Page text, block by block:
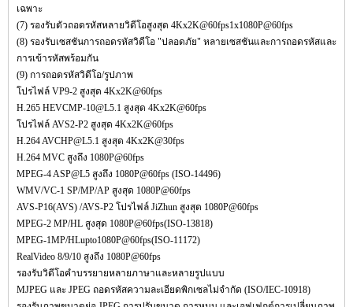
เฉพาะ
(7) รองรับตัวถอดรหัสหลายวิดีโอสูงสุด 4Kx2K@60fps1x1080P@60fps
(8) รองรับเซสชันการถอดรหัสวิดีโอ "ปลอดภัย" หลายเซสชันและการถอดรหัสและ
การเข้ารหัสพร้อมกัน
(9) การถอดรหัสวิดีโอ/รูปภาพ
โปรไฟล์ VP9-2 สูงสุด 4Kx2K@60fps
H.265 HEVCMP-10@L5.1 สูงสุด 4Kx2K@60fps
โปรไฟล์ AVS2-P2 สูงสุด 4Kx2K@60fps
H.264 AVCHP@L5.1 สูงสุด 4Kx2K@30fps
H.264 MVC สูงถึง 1080P@60fps
MPEG-4 ASP@L5 สูงถึง 1080P@60fps (ISO-14496)
WMV/VC-1 SP/MP/AP สูงสุด 1080P@60fps
AVS-P16(AVS) /AVS-P2 โปรไฟล์ JiZhun สูงสุด 1080P@60fps
MPEG-2 MP/HL สูงสุด 1080P@60fps(ISO-13818)
MPEG-1MP/HLupto1080P@60fps(ISO-11172)
RealVideo 8/9/10 สูงถึง 1080P@60fps
รองรับวิดีโอคำบรรยายหลายภาษาและหลายรูปแบบ
MJPEG และ JPEG ถอดรหัสความละเอียดพิกเซลไม่จำกัด (ISO/IEC-10918)